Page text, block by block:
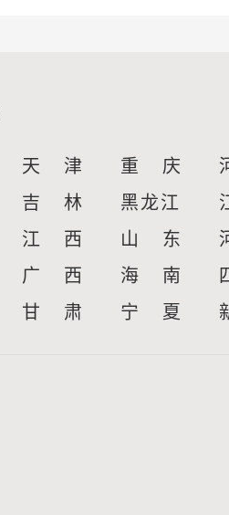
天 津 重 庆
吉 林 黑龙江
江 西 山 东
广 西 海 南
甘 肃 宁 夏